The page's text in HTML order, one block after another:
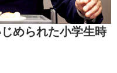
められた小学生時